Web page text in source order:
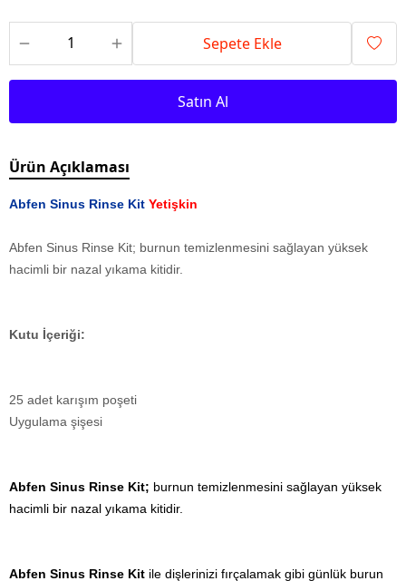
Sepete Ekle
Satın Al
Ürün Açıklaması
Abfen Sinus Rinse Kit Yetişkin
Abfen Sinus Rinse Kit; burnun temizlenmesini sağlayan yüksek
hacimli bir nazal yıkama kitidir.
Kutu İçeriği:
25 adet karışım poşeti
Uygulama şişesi
Abfen Sinus Rinse Kit; burnun temizlenmesini sağlayan yüksek
hacimli bir nazal yıkama kitidir.
Abfen Sinus Rinse Kit ile dişlerinizi fırçalamak gibi günlük burun